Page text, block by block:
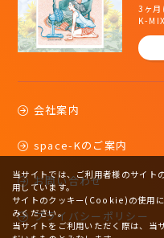
3ヶ月
K-
会社案内
space-Kのご案内
お問い合わせ
プライバシーポリシー
当サイトでは、ご利用者様のサイ
用しています。
サイトのクッキー(Cookie)の使用に
みください。
当サイトをご利用いただく際は、当